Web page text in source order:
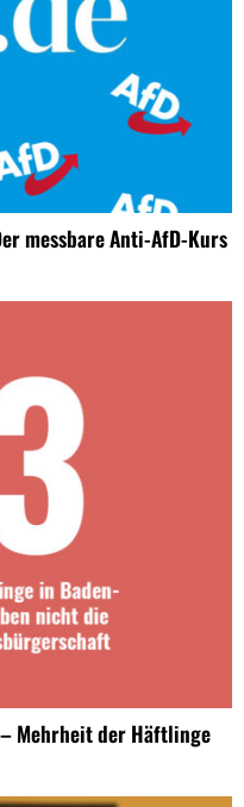
messbare Anti-AfD-Kurs
Mehrheit der Häftlinge